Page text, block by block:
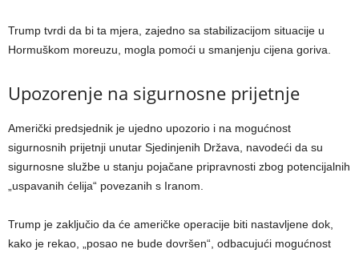
Trump tvrdi da bi ta mjera, zajedno sa stabilizacijom situacije u
Hormuškom moreuzu, mogla pomoći u smanjenju cijena goriva.
Upozorenje na sigurnosne prijetnje
Američki predsjednik je ujedno upozorio i na mogućnost
sigurnosnih prijetnji unutar Sjedinjenih Država, navodeći da su
sigurnosne službe u stanju pojačane pripravnosti zbog potencijalnih
„uspavanih ćelija“ povezanih s Iranom.
Trump je zaključio da će američke operacije biti nastavljene dok,
kako je rekao, „posao ne bude dovršen“, odbacujući mogućnost